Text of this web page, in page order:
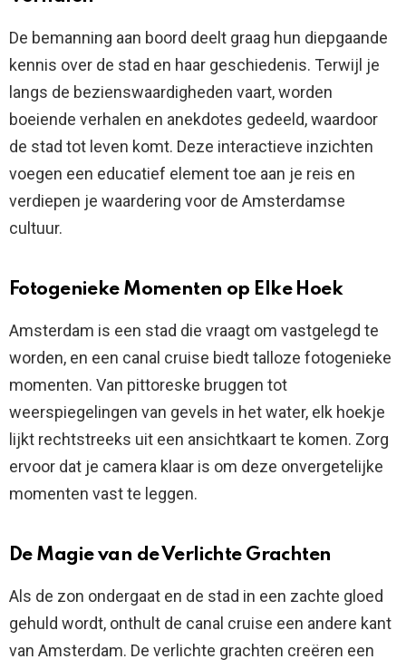
De bemanning aan boord deelt graag hun diepgaande
kennis over de stad en haar geschiedenis. Terwijl je
langs de bezienswaardigheden vaart, worden
boeiende verhalen en anekdotes gedeeld, waardoor
de stad tot leven komt. Deze interactieve inzichten
voegen een educatief element toe aan je reis en
verdiepen je waardering voor de Amsterdamse
cultuur.
Fotogenieke Momenten op Elke Hoek
Amsterdam is een stad die vraagt om vastgelegd te
worden, en een canal cruise biedt talloze fotogenieke
momenten. Van pittoreske bruggen tot
weerspiegelingen van gevels in het water, elk hoekje
lijkt rechtstreeks uit een ansichtkaart te komen. Zorg
ervoor dat je camera klaar is om deze onvergetelijke
momenten vast te leggen.
De Magie van de Verlichte Grachten
Als de zon ondergaat en de stad in een zachte gloed
gehuld wordt, onthult de canal cruise een andere kant
van Amsterdam. De verlichte grachten creëren een